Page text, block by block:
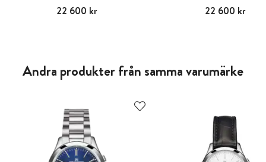
Pris:22 600 kr
22 600 kr Pris:22 600 kr
22 600 kr
Andra produkter från samma varumärke